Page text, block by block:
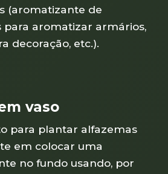
(aromatizante de
para aromatizar armários,
decoração, etc.).
vaso
para plantar alfazemas
em colocar uma
no fundo usando, por